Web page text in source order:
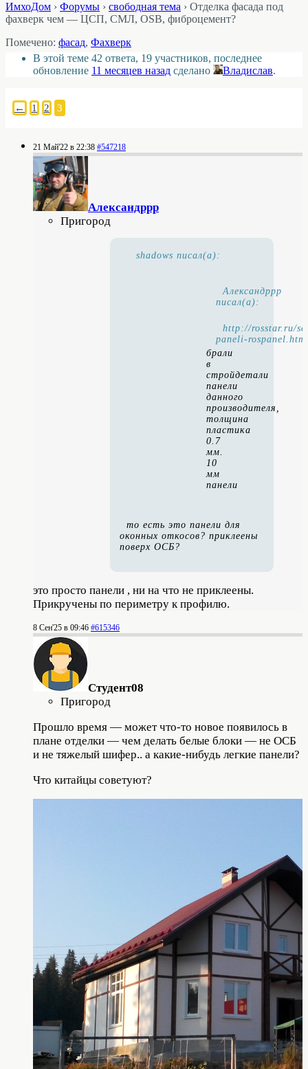
ИмхоДом › Форумы › свободная тема › Отделка фасада под
фахверк чем — ЦСП, СМЛ, OSB, фиброцемент?
Помечено: фасад, Фахверк
В этой теме 42 ответа, 19 участников, последнее
обновление 11 месяцев назад сделано Владислав.
← 1 2 3
21 Май'22 в 22:38 #547218
Александррр
Пригород
shadows писал(а):
Александррр
писал(а):
http://rosstar.ru/
paneli-
брали
в
стройдетали
панели
данного
производителя,
толщина
пластика
0.7
мм.
10
мм
панели
то есть это панели для
оконных откосов? приклеены
поверх ОСБ?
это просто панели , ни на что не приклеены.
Прикручены по периметру к профилю.
8 Сен'25 в 09:46 #615346
Студент08
Пригород
Прошло время — может что-то новое появилось в
плане отделки — чем делать белые блоки — не ОСБ
и не тяжелый шифер.. а какие-нибудь легкие панели?
Что китайцы советуют?